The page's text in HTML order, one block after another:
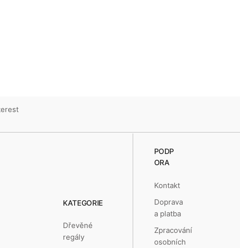
KATEGORIE
Dřevěné
regály
PODP
ORA
Kontakt
Doprava
a platba
Zpracování
osobních